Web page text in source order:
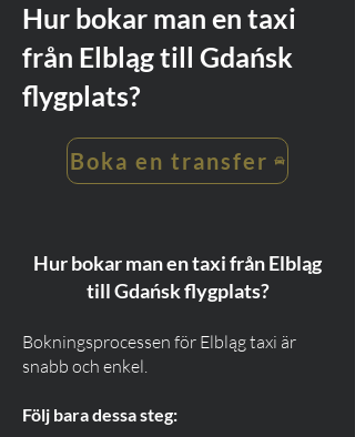
Hur bokar man en taxi
från Elbląg till Gdańsk
flygplats?
Boka en transfer
Hur bokar man en taxi från Elbląg
till Gdańsk flygplats?
Bokningsprocessen för Elbląg taxi är
snabb och enkel.
Följ bara dessa steg: